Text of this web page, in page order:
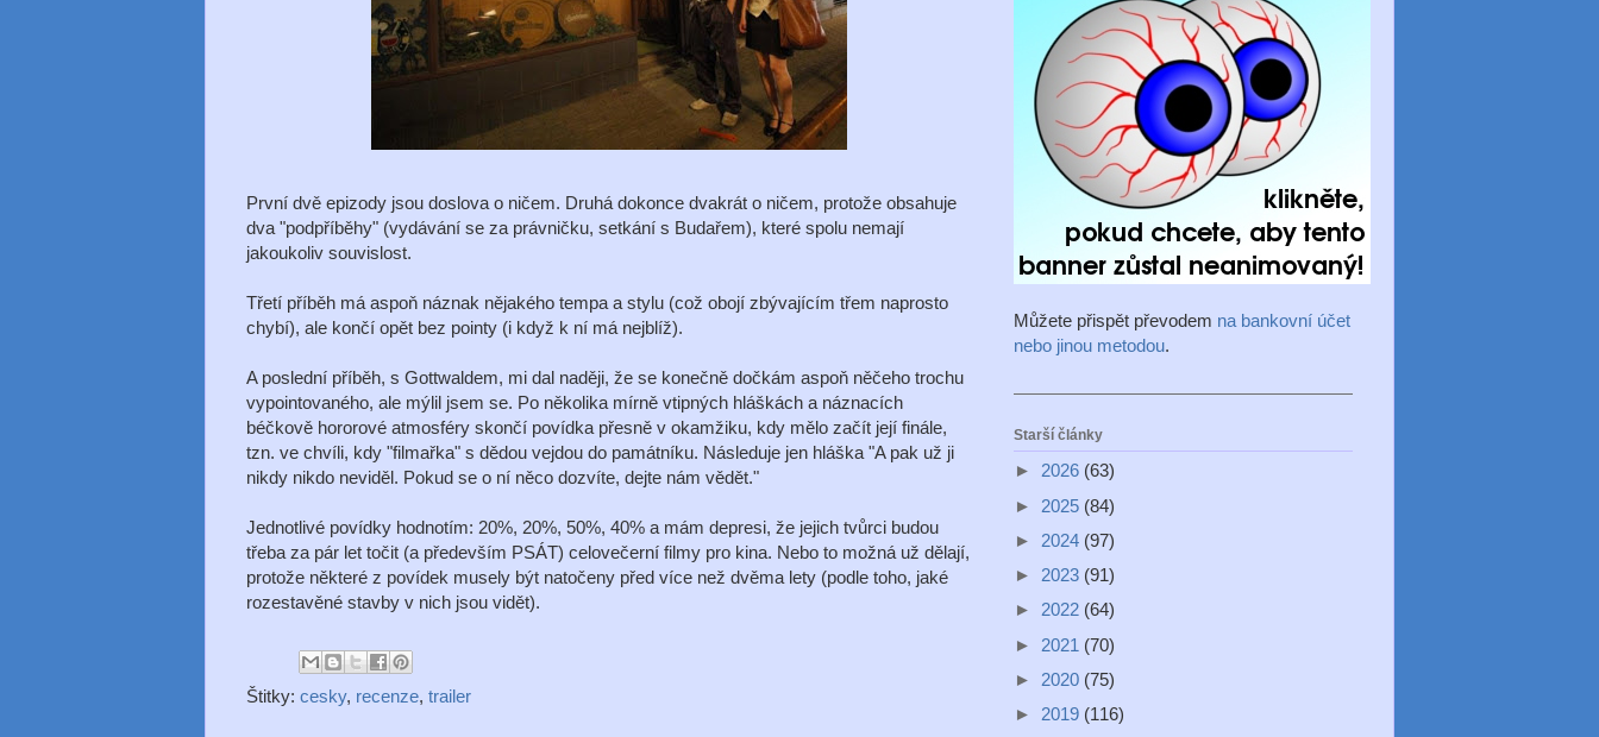
První dvě epizody jsou doslova o ničem. Druhá dokonce dvakrát o ničem, protože obsahuje
dva "podpříběhy" (vydávání se za právničku, setkání s Budařem), které spolu nemají
jakoukoliv souvislost.
Třetí příběh má aspoň náznak nějakého tempa a stylu (což obojí zbývajícím třem naprosto
chybí), ale končí opět bez pointy (i když k ní má nejblíž).
A poslední příběh, s Gottwaldem, mi dal naději, že se konečně dočkám aspoň něčeho trochu
vypointovaného, ale mýlil jsem se. Po několika mírně vtipných hláškách a náznacích
béčkově hororové atmosféry skončí povídka přesně v okamžiku, kdy mělo začít její finále,
tzn. ve chvíli, kdy "filmařka" s dědou vejdou do památníku. Následuje jen hláška "A pak už ji
nikdy nikdo neviděl. Pokud se o ní něco dozvíte, dejte nám vědět."
Jednotlivé povídky hodnotím: 20%, 20%, 50%, 40% a mám depresi, že jejich tvůrci budou
třeba za pár let točit (a především PSÁT) celovečerní filmy pro kina. Nebo to možná už dělají,
protože některé z povídek musely být natočeny před více než dvěma lety (podle toho, jaké
rozestavěné stavby v nich jsou vidět).
Štitky: cesky, recenze, trailer
Můžete přispět převodem na bankovní účet
nebo jinou metodou.
Starší články
► 2026 (63)
► 2025 (84)
► 2024 (97)
► 2023 (91)
► 2022 (64)
► 2021 (70)
► 2020 (75)
► 2019 (116)